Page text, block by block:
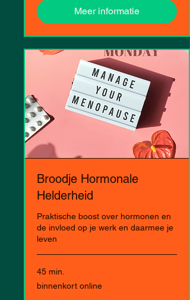
Meer informatie
Broodje Hormonale
Helderheid
Praktische boost over hormonen en
de invloed op je werk en daarmee je
leven
45 min.
binnenkort
online
binnenkort online